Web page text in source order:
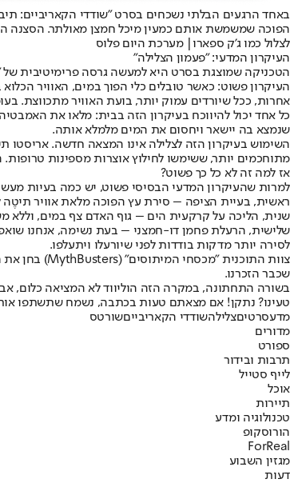
הפוכה שמשמשת אותם כמעין מיכל חמצן מאולתר. הסצנה
לצלול כמו ג'ק ספארו| מערכת היום פלוס
העיקרון המדעי: "פעמון הצלילה"
הטכניקה שמוצגת בסרט היא למעשה גרסה פרימיטיבית של
העיקרון פשוט: כאשר טובלים כלי הפוך במים, האוויר הכלוא
אחרות, ככל שיורדים עמוק יותר, בועת האוויר מתכווצת.
כל אחד יכול להיווכח בעיקרון הזה בבית: מלאו את
שנמצא בה יישאר ויחסום את המים מלמלא אותה.
מתוחכמים יותר, ששימשו לחילוץ אוצרות מספינות טרופות. האנגלי אדמונד היילי
אז למה זה לא כל כך פשוט?
למרות שהעיקרון המדעי הבסיסי פשוט, יש כמה בעיות
ראשית, בעיית הציפה – סירת עץ הפוכה מלאת אוויר
שנית, הליכה על קרקעית הים – גוף האדם צף במים, וללא
שלישית, הרעלת פחמן דו-חמצני – בעת נשימה, אנחנו
לסירה יותר מדקות בודדות לפני שיורעלו ויתעלפו.
שכבר הזכרנו.
בשורה התחתונה, במקרה הזה הוליווד לא המציאה כלום,
טעינו? נתקן! אם מצאתם טעות בכתבה, נשמח שתשתפו
מדעסרטיםצלילהשודדי הקאריבייםשורטס
מדורים
ספורט
תרבות ובידור
לייף סטייל
אוכל
תיירות
טכנולוגיה ומדע
הורוסקופ
ForReal
מגזין השבוע
דעות